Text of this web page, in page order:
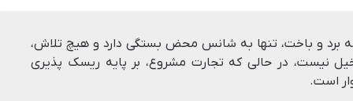
برد و باخت، تنها به شانس محض بستگی دارد و هیچ تلاش،
نیست، در حالی که تجارت مشروع، بر پایه ریسک پذیری
است.